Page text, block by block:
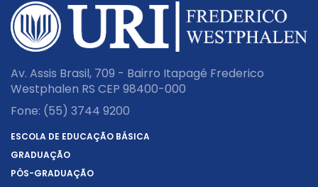
Av. Assis Brasil, 709 - Bairro Itapagé Frederico
Westphalen RS CEP 98400-000
Fone: (55) 3744 9200
ESCOLA DE EDUCAÇÃO BÁSICA
GRADUAÇÃO
PÓS-GRADUAÇÃO